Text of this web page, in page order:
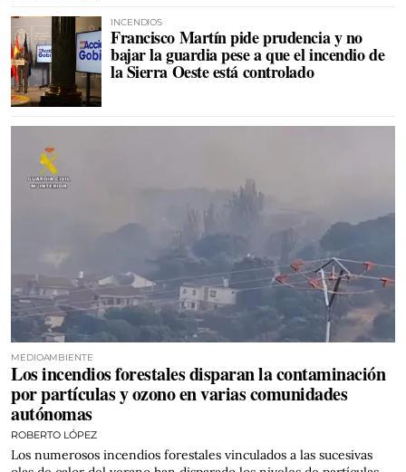
INCENDIOS
Francisco Martín pide prudencia y no
bajar la guardia pese a que el incendio de
la Sierra Oeste está controlado
MEDIOAMBIENTE
Los incendios forestales disparan la contaminación
por partículas y ozono en varias comunidades
autónomas
ROBERTO LÓPEZ
Los numerosos incendios forestales vinculados a las sucesivas